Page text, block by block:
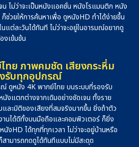
ไม่ว่าจะเป็นหนังแอคชั่น หนังโรแมนติก หนัง
วยให้การค้นหาเพื่อ ดูหนังHD ทำได้ง่ายขึ้น
แต่ละวันได้ทันที ไม่ว่าจะอยู่ในอารมณ์อยากดู
งเข้มข้น
ทย ภาพคมชัด เสียงกระหึ่ม
รับทุกอุปกรณ์
ณ์ ดูหนัง 4K พากย์ไทย บนระบบที่รองรับ
งแตกต่างจากเดิมอย่างชัดเจน ทั้งราย
ละมิติของเสียงที่สมจริงมากขึ้น ยิ่งถ้าตัว
านได้ดีทั้งบนมือถือและคอมพิวเตอร์ ก็ยิ่ง
นังHD ได้ทุกที่ทุกเวลา ไม่ว่าจะอยู่บ้านหรือ
ามารถกดดูได้ทันทีแบบไม่มีสะดุด